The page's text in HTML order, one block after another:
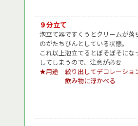
９分立て
泡立て器ですくうとクリームが落
のがたちぴんとしている状態。
これ以上泡立てるとぼそぼそにな
してしまうので、注意が必要
★用途 絞り出してデコレーショ
飲み物に浮かべる